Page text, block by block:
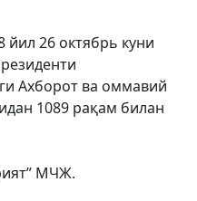
йил 26 октябрь куни
Ахборот ва оммавий
1089 рақам билан
МЧЖ.